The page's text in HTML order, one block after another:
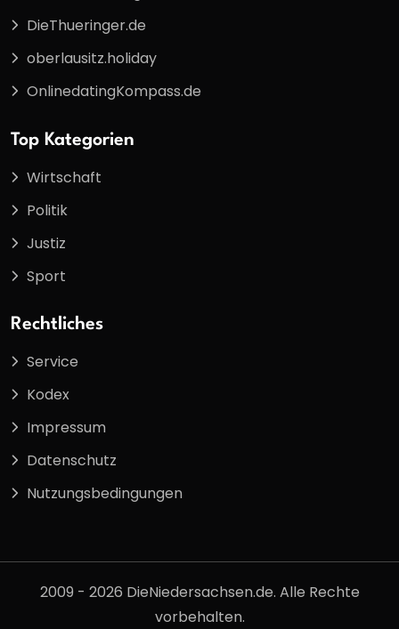
DieThueringer.de
oberlausitz.holiday
OnlinedatingKompass.de
Top Kategorien
Wirtschaft
Politik
Justiz
Sport
Rechtliches
Service
Kodex
Impressum
Datenschutz
Nutzungsbedingungen
2009 - 2026 DieNiedersachsen.de. Alle Rechte
vorbehalten.